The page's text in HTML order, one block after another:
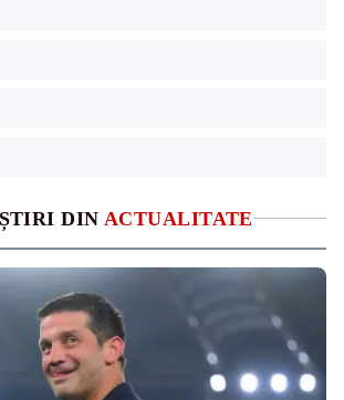
DIN ACTUALITATE